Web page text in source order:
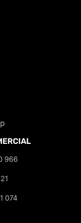
966
074